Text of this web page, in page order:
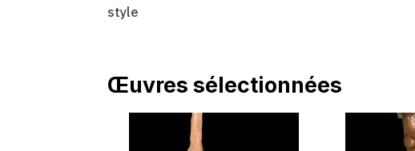
style
Œuvres sélectionnées